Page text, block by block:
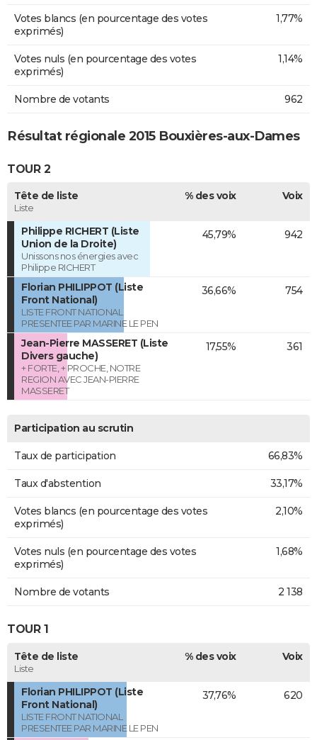
Votes blancs (en pourcentage des votes
exprimés)
1,77%
Votes nuls (en pourcentage des votes
exprimés)
1,14%
Nombre de votants 962
Résultat régionale 2015 Bouxières-aux-Dames
TOUR 2
Tête de liste
Liste
% des voix Voix
Philippe RICHERT (Liste
Union de la Droite)
Unissons nos énergies avec
Philippe RICHERT
45,79% 942
Florian PHILIPPOT (Liste
Front National)
LISTE FRONT NATIONAL
PRESENTEE PAR MARINE LE PEN
36,66% 754
Jean-Pierre MASSERET (Liste
Divers gauche)
+ FORTE, + PROCHE, NOTRE
REGION AVEC JEAN-PIERRE
MASSERET
17,55% 361
Participation au scrutin
Taux de participation 66,83%
Taux d'abstention 33,17%
Votes blancs (en pourcentage des votes
exprimés)
2,10%
Votes nuls (en pourcentage des votes
exprimés)
1,68%
Nombre de votants 2 138
TOUR 1
Tête de liste
Liste
% des voix Voix
Florian PHILIPPOT (Liste
Front National)
LISTE FRONT NATIONAL
PRESENTEE PAR MARINE LE PEN
37,76% 620